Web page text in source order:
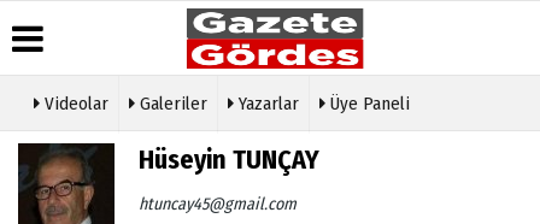
Üye Paneli
Haber
Arşivi
Hava
Durumu
Gazete
Köşe
Yazarları
Videolar Galeriler Yazarlar Üye Paneli
Hüseyin TUNÇAY
htuncay45@gmail.com